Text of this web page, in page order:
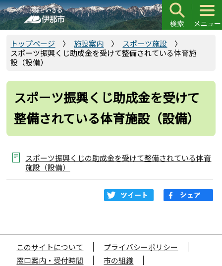
こ
の
ペ
先
トップページ 施設案内
スポーツ施設
スポーツ振興くじ助成金を受けて整備されている体育施
設（設備）
スポーツ振興くじ助成金を受けて
整備されている体育施設（設備）
スポーツ振興くじの助成金を受けて整備されている体育
施設（設備）
このサイトについて
プライバシーポリシー
窓口案内・受付時間
市の組織